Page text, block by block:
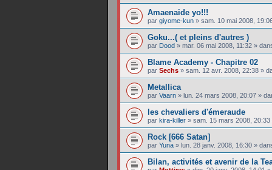
Amaenaide yo!!!
par giyome-kun » sam. 10 mai 2008,
Goku...( et pleins d'autres )
par Dood » mar. 06 mai 2008, 11:32 »
Blame Academy - Chapitre 02
par Sechs » sam. 12 avr. 2008, 22:38 »
Metallica
par Vaarn » lun. 24 mars 2008, 20:07 »
les chevaliers d'émeraude
par kira-killer » sam. 15 mars 2008, 20:33
Rock [666 Satan]
par Yuna » lun. 28 janv. 2008, 16:30 »
Bilan, activités et avenir de la